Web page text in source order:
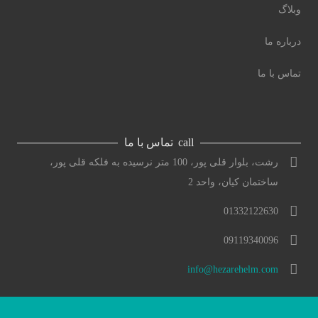
وبلاگ
درباره ما
تماس با ما
call تماس با ما
رشت، بلوار قلی پور، 100 متر نرسیده به فلکه قلی پور،
ساختمان کیان، واحد 2
01332122630
09119340096
info@hezarehelm.com